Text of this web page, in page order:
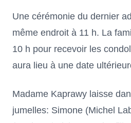
Une cérémonie du dernier
même endroit à 11 h. La
10 h pour recevoir les
aura lieu à une date
Madame Kaprawy laisse
jumelles: Simone (Michel